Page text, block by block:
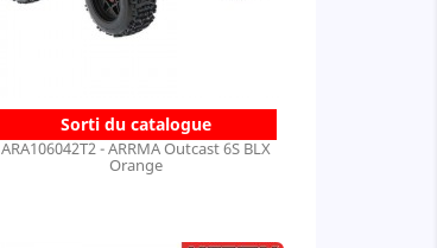
Sorti du catalogue
ARA106042T2 - ARRMA Outcast 6S BLX
Orange